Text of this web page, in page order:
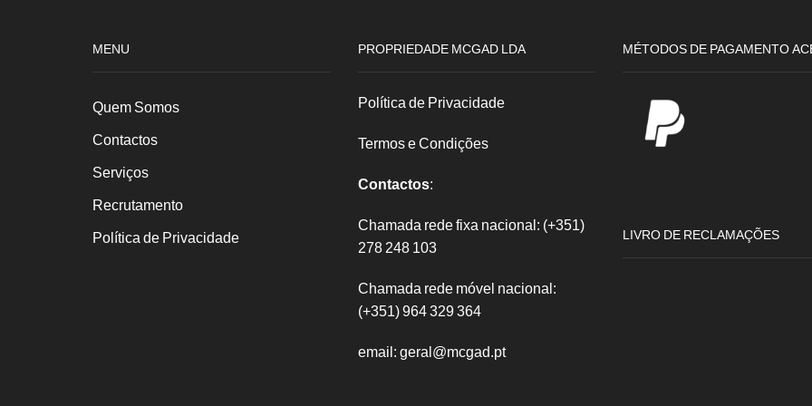
MENU
Quem Somos
Contactos
Serviços
Recrutamento
Política de Privacidade
PROPRIEDADE MCGAD LDA
Política de Privacidade
Termos e Condições
Contactos:
Chamada rede fixa nacional: (+351)
278 248 103
Chamada rede móvel nacional:
(+351) 964 329 364
email: geral@mcgad.pt
MÉTODOS DE PAGAMENTO
LIVRO DE RECLAMAÇÕES